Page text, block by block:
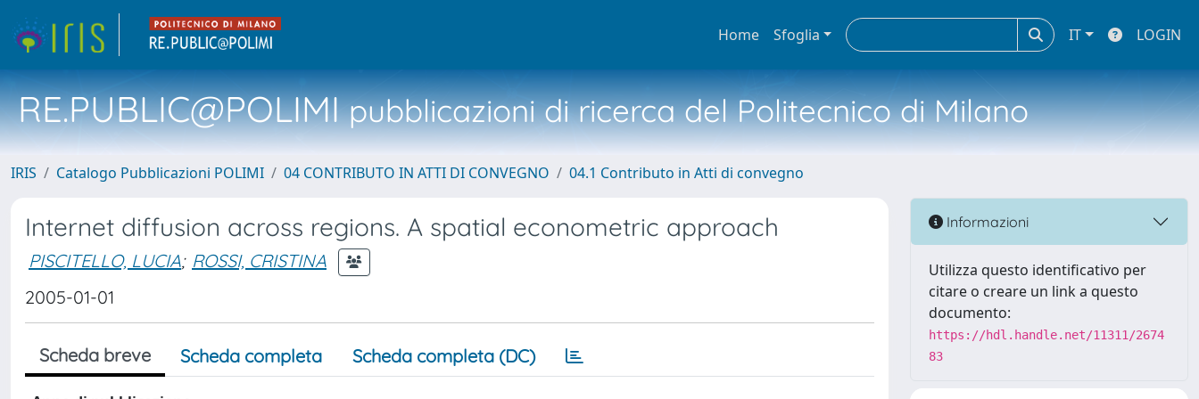
Home Sfoglia IT LOGIN
RE.PUBLIC@POLIMIpubblicazioni di ricerca del Politecnico di Milano
IRIS Catalogo Pubblicazioni POLIMI 04 CONTRIBUTO IN ATTI DI CONVEGNO 04.1 Contributo in Atti di convegno
Internet diffusion across regions. A spatial econometric approach
PISCITELLO, LUCIA; ROSSI, CRISTINA
2005-01-01
Scheda breve Scheda completa Scheda completa (DC)
Informazioni
Utilizza questo identificativo per
citare o creare un link a questo
documento:
https://hdl.handle.net/11311/2674
83